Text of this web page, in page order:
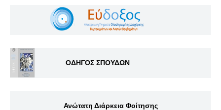
ΟΔΗΓΟΣ ΣΠΟΥΔΩΝ
Ανώτατη Διάρκεια Φοίτησης